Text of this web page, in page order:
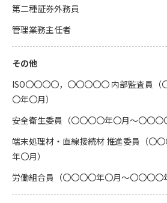
第二種証券外務員
管理業務主任者
その他
ISO〇〇〇〇，〇〇〇〇〇 内部監査員（
〇年〇月）
安全衛生委員（〇〇〇〇年〇月～〇〇〇
端末処理材・直線接続材 推進委員（〇
年〇月）
労働組合員（〇〇〇〇年〇月～〇〇〇〇